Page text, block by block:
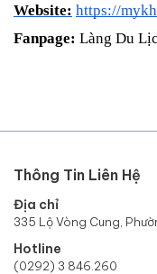
Website: https://
Fanpage: Làng Du
Thông Tin Liên Hệ
Địa chỉ
335 Lộ Vòng Cung,
Hotline
(0292) 3 846.260